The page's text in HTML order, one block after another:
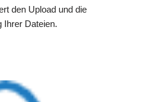
den Upload und die
Ihrer Dateien.